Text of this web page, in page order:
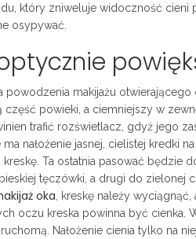
który zniweluje widoczność cieni
osypywać.
makijażu otwierającego
powieki, a ciemniejszy w
trafić rozświetlacz, gdyż jego
nałożenie jasnej, cielistej kredki
Ta ostatnia pasować będzie
tęczówki, a drugi do zielonej
oka , kreskę należy
oczu kreska powinna być cienka.
Nałożenie cienia tylko na